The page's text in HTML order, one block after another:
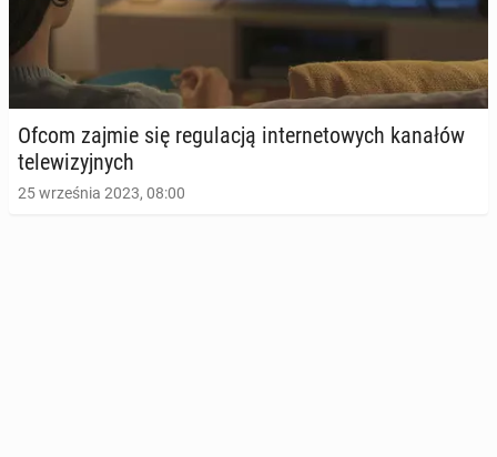
Ofcom zajmie się re­gu­la­cją in­ter­ne­to­wych kanałów
te­le­wi­zyj­nych
25 września 2023, 08:00